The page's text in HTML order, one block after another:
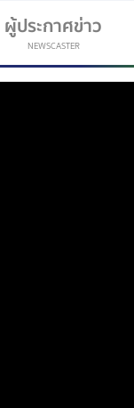
ผู้ประกาศข่าว
NEWSCASTER